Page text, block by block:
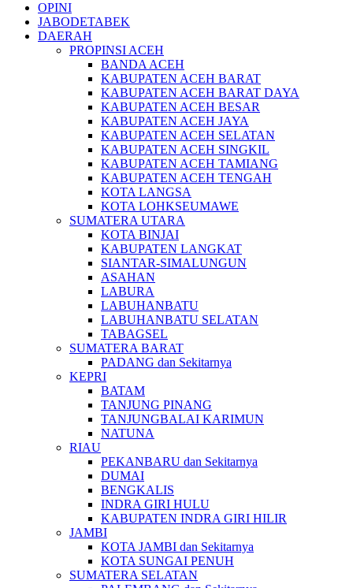
OPINI
JABODETABEK
DAERAH
PROPINSI ACEH
BANDA ACEH
KABUPATEN ACEH BARAT
KABUPATEN ACEH BARAT DAYA
KABUPATEN ACEH BESAR
KABUPATEN ACEH JAYA
KABUPATEN ACEH SELATAN
KABUPATEN ACEH SINGKIL
KABUPATEN ACEH TAMIANG
KABUPATEN ACEH TENGAH
KOTA LANGSA
KOTA LOHKSEUMAWE
SUMATERA UTARA
KOTA BINJAI
KABUPATEN LANGKAT
SIANTAR-SIMALUNGUN
ASAHAN
LABURA
LABUHANBATU
LABUHANBATU SELATAN
TABAGSEL
SUMATERA BARAT
PADANG dan Sekitarnya
KEPRI
BATAM
TANJUNG PINANG
TANJUNGBALAI KARIMUN
NATUNA
RIAU
PEKANBARU dan Sekitarnya
DUMAI
BENGKALIS
INDRA GIRI HULU
KABUPATEN INDRA GIRI HILIR
JAMBI
KOTA JAMBI dan Sekitarnya
KOTA SUNGAI PENUH
SUMATERA SELATAN